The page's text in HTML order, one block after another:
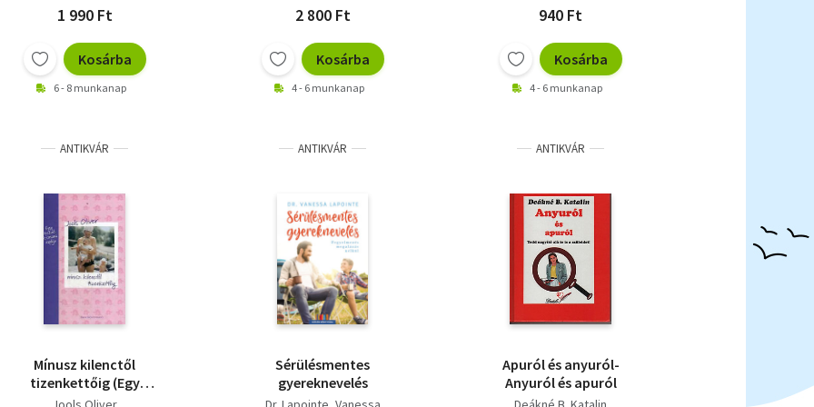
1 990 Ft
Kosárba
6 - 8 munkanap
2 800 Ft
Kosárba
4 - 6 munkanap
940 Ft
Kosárba
4 - 6 munkanap
ANTIKVÁR
Mínusz kilenctől
tizenkettőig (Egy
kezdő kismama
ANTIKVÁR
Sérülésmentes
gyereknevelés
ANTIKVÁR
Apuról és anyuról-
Anyuról és apuról